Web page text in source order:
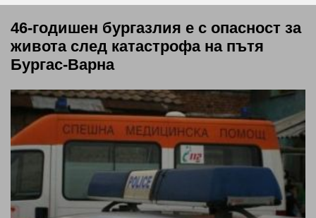
46-годишен бургазлия е с опасност за
живота след катастрофа на пътя
Бургас-Варна